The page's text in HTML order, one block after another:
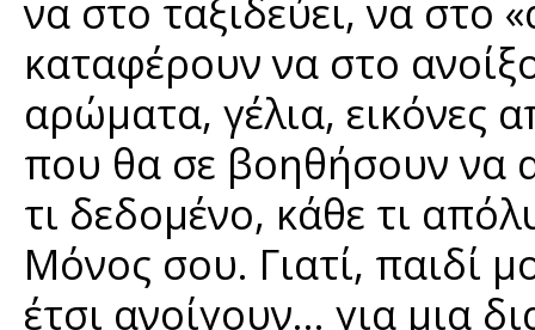
να στο ταξιδεύει, να στο
καταφέρουν να στο
αρώματα, γέλια, εικόνες
που θα σε βοηθήσουν να
τι δεδομένο, κάθε τι
Μόνος σου. Γιατί, παιδί
έτσι ανοίγουν… για μια